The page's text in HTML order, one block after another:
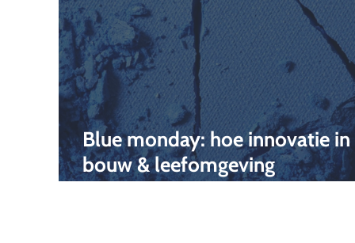
Blue monday: hoe innovatie in
bouw & leefomgeving
eenzaamheid en somberheid